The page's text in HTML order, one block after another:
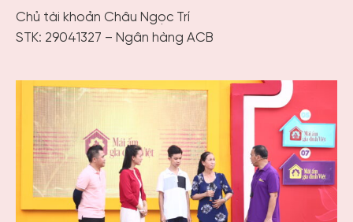
Chủ tài khoản Châu Ngọc Trí
STK: 29041327 – Ngân hàng ACB